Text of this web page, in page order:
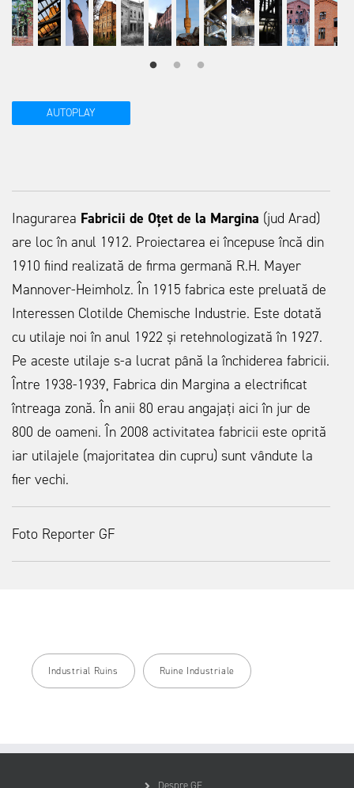
AUTOPLAY
Inagurarea Fabricii de Oțet de la Margina (jud Arad)
are loc în anul 1912. Proiectarea ei începuse încă din
1910 fiind realizată de firma germană R.H. Mayer
Mannover-Heimholz. În 1915 fabrica este preluată de
Interessen Clotilde Chemische Industrie. Este dotată
cu utilaje noi în anul 1922 și retehnologizată în 1927.
Pe aceste utilaje s-a lucrat până la închiderea fabricii.
Între 1938-1939, Fabrica din Margina a electrificat
întreaga zonă. În anii 80 erau angajați aici în jur de
800 de oameni. În 2008 activitatea fabricii este oprită
iar utilajele (majoritatea din cupru) sunt vândute la
fier vechi.
Foto Reporter GF
Industrial Ruins Ruine Industriale
Despre GF